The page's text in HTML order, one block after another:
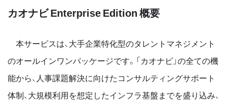
カオナビ Enterprise Edition 概要
本サービスは、大手企業特化型のタレントマネジメント
のオールインワンパッケージです。「カオナビ」の全ての機
能から、人事課題解決に向けたコンサルティングサポート
体制、大規模利用を想定したインフラ基盤までを盛り込み、